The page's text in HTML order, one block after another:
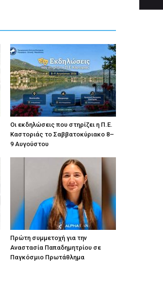
Οι εκδηλώσεις που στηρίζει η Π.Ε.
Καστοριάς το Σαββατοκύριακο 8–
9 Αυγούστου
Πρώτη συμμετοχή για την
Αναστασία Παπαδημητρίου σε
Παγκόσμιο Πρωτάθλημα